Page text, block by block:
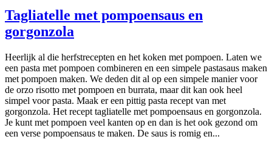
Tagliatelle met pompoensaus en
gorgonzola
Heerlijk al die herfstrecepten en het koken met pompoen. Laten we
een pasta met pompoen combineren en een simpele pastasaus maken
met pompoen maken. We deden dit al op een simpele manier voor
de orzo risotto met pompoen en burrata, maar dit kan ook heel
simpel voor pasta. Maak er een pittig pasta recept van met
gorgonzola. Het recept tagliatelle met pompoensaus en gorgonzola.
Je kunt met pompoen veel kanten op en dan is het ook gezond om
een verse pompoensaus te maken. De saus is romig en...